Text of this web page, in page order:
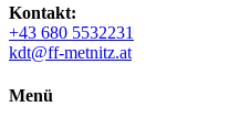
Kontakt:
+43 680 5532231
kdt@ff-metnitz.at
Menü